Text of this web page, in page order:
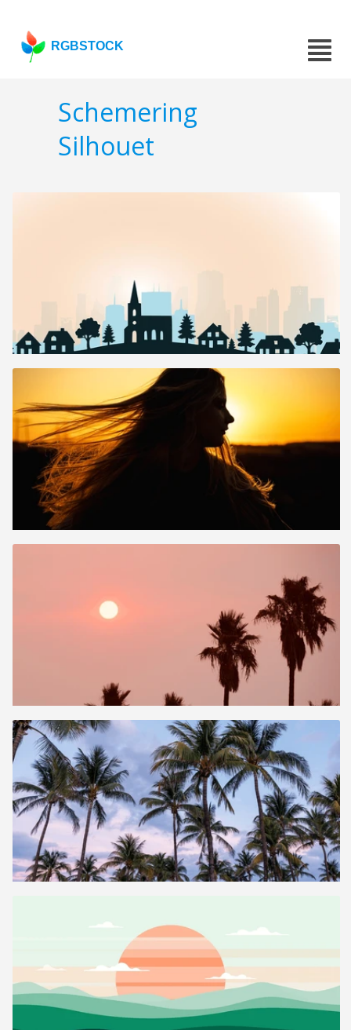
RGBSTOCK
Schemering
Silhouet